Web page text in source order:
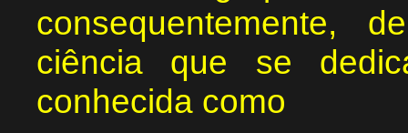
consequentemente,
ciência que se
conhecida como